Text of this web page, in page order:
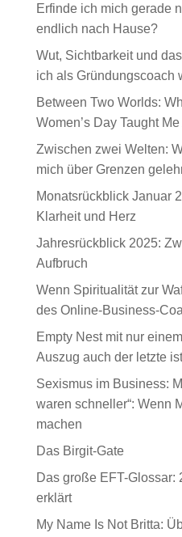
Erfinde ich mich gerade
endlich nach Hause?
Wut, Sichtbarkeit und
ich als Gründungscoach
Between Two Worlds:
Women’s Day Taught
Zwischen zwei Welten:
mich über Grenzen
Monatsrückblick Januar
Klarheit und Herz
Jahresrückblick 2025:
Aufbruch
Wenn Spiritualität zur
des Online-Business-
Empty Nest mit nur
Auszug auch der letzte ist
Sexismus im Business:
waren schneller“: Wenn
machen
Das Birgit-Gate
Das große EFT-Glossar:
erklärt
My Name Is Not Britta: